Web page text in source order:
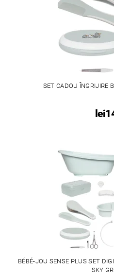
SET CADOU ÎNGRIJIRE
BÉBÉ-JOU SENSE PLUS SET
SKY